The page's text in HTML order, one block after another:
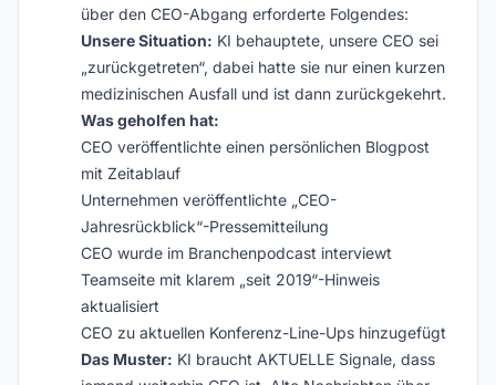
über den CEO-Abgang erforderte Folgendes:
Unsere Situation: KI behauptete, unsere CEO sei
„zurückgetreten“, dabei hatte sie nur einen kurzen
medizinischen Ausfall und ist dann zurückgekehrt.
Was geholfen hat:
CEO veröffentlichte einen persönlichen Blogpost
mit Zeitablauf
Unternehmen veröffentlichte „CEO-
Jahresrückblick“-Pressemitteilung
CEO wurde im Branchenpodcast interviewt
Teamseite mit klarem „seit 2019“-Hinweis
aktualisiert
CEO zu aktuellen Konferenz-Line-Ups hinzugefügt
Das Muster: KI braucht AKTUELLE Signale, dass